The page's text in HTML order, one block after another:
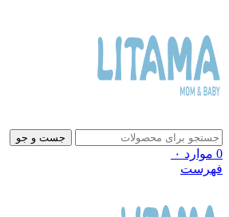
جست و جو
0 موارد ۰
فهرست